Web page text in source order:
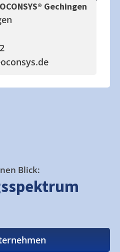
Gechingen
Blick: